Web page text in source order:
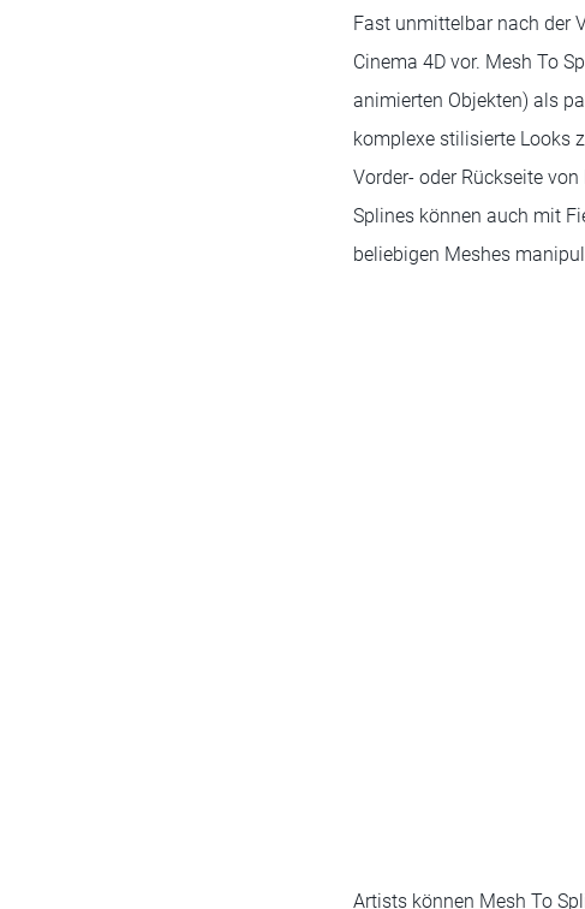
Fast unmittelbar nach der
Cinema 4D vor. Mesh To
animierten Objekten) als
komplexe stilisierte Looks
Vorder- oder Rückseite
Splines können auch mit
beliebigen Meshes
Artists können Mesh To